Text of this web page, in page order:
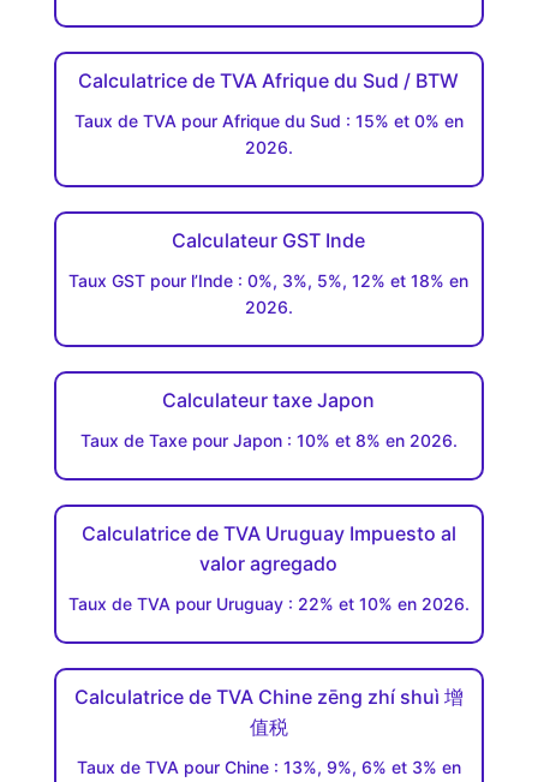
Calculatrice de TVA Afrique du Sud / BTW
Taux de TVA pour Afrique du Sud : 15% et 0% en
2026.
Calculateur GST Inde
Taux GST pour l’Inde : 0%, 3%, 5%, 12% et 18% en
2026.
Calculateur taxe Japon
Taux de Taxe pour Japon : 10% et 8% en 2026.
Calculatrice de TVA Uruguay Impuesto al
valor agregado
Taux de TVA pour Uruguay : 22% et 10% en 2026.
Calculatrice de TVA Chine zēng zhí shuì 增
值税
Taux de TVA pour Chine : 13%, 9%, 6% et 3% en